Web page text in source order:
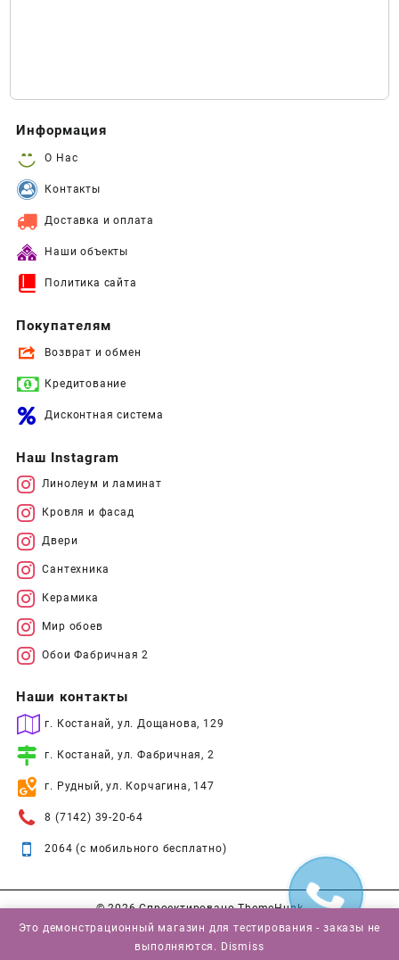
Информация
О Нас
Контакты
Доставка и оплата
Наши объекты
Политика сайта
Покупателям
Возврат и обмен
Кредитование
Дисконтная система
Наш Instagram
Линолеум и ламинат
Кровля и фасад
Двери
Сантехника
Керамика
Мир обоев
Обои Фабричная 2
Наши контакты
г. Костанай, ул. Дощанова, 129
г. Костанай, ул. Фабричная, 2
г. Рудный, ул. Корчагина, 147
8 (7142) 39-20-64
2064 (с мобильного бесплатно)
© 2026Спроектировано ThemeHunk
Это демонстрационный магазин для тестирования - заказы не
выполняются. Dismiss